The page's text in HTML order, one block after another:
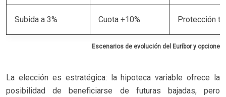
Escenarios de evolución del Euríbor y
Subida a 3% Cuota +10% Protección
La elección es estratégica: la hipoteca variable ofrece la
posibilidad de beneficiarse de futuras bajadas, pero